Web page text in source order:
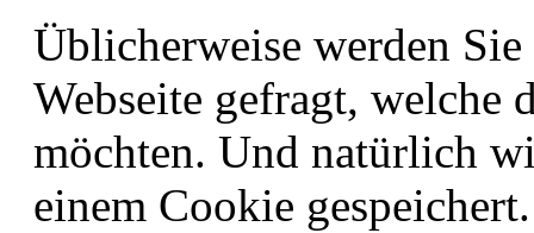
Üblicherweise werden
Webseite gefragt, welche
möchten. Und natürlich
einem Cookie gespeichert.